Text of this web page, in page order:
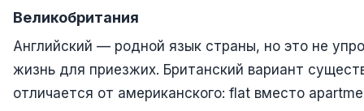
Великобритания
Английский — родной язык страны, но это не
жизнь для приезжих. Британский вариант
отличается от американского: flat вместо